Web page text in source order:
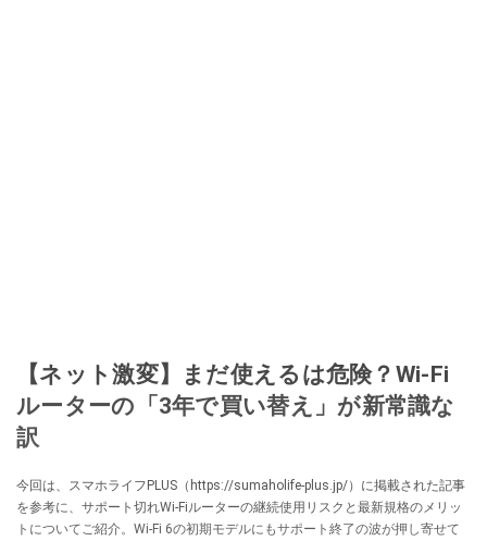
【ネット激変】まだ使えるは危険？Wi-Fi
ルーターの「3年で買い替え」が新常識な
訳
今回は、スマホライフPLUS（https://sumaholife-plus.jp/）に掲載された記事
を参考に、サポート切れWi-Fiルーターの継続使用リスクと最新規格のメリッ
トについてご紹介。Wi-Fi 6の初期モデルにもサポート終了の波が押し寄せて